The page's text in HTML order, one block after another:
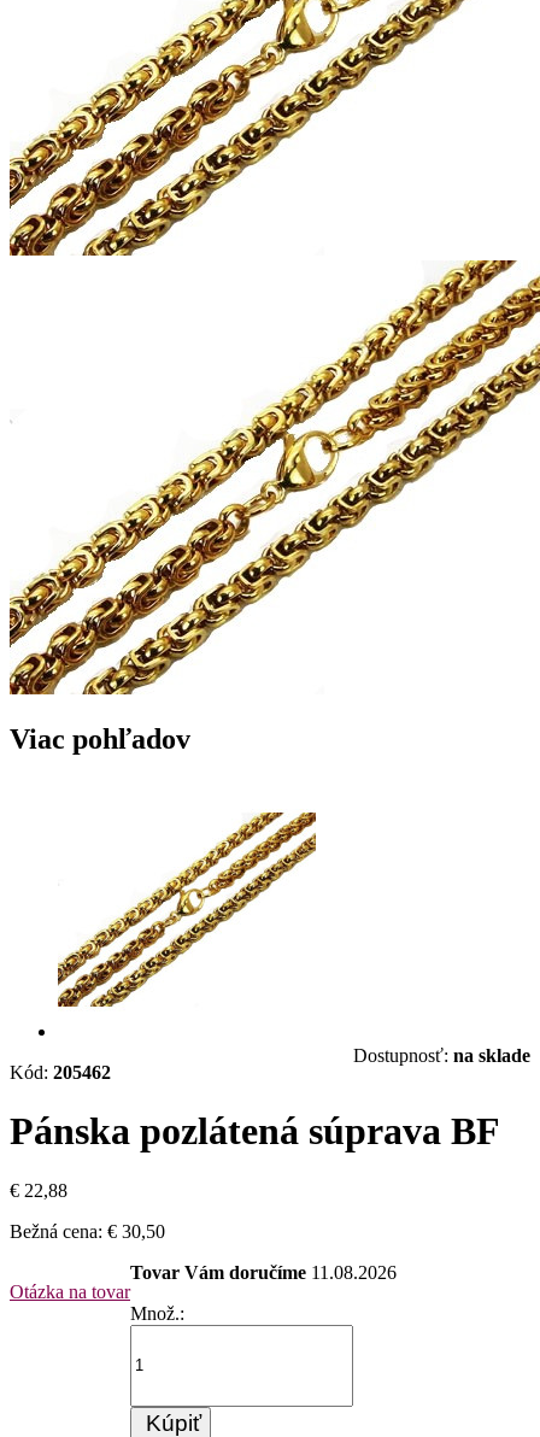
Viac pohľadov
Kód: 205462
Dostupnosť: na sklade
Pánska pozlátená súprava BF
€ 22,88
Bežná cena: € 30,50
Otázka na tovar
Tovar Vám doručíme 11.08.2026
Množ.:
Kúpiť